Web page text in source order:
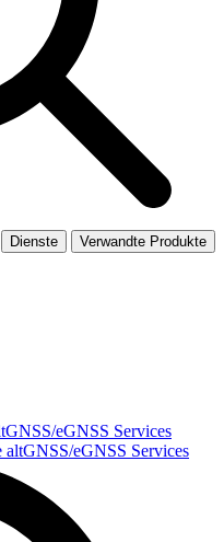
Dienste
Verwandte Produkte
eGNSS Services